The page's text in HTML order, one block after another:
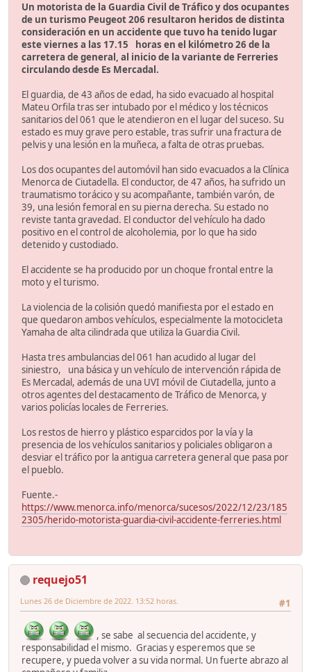
Un motorista de la Guardia Civil de Tráfico y dos ocupantes
de un turismo Peugeot 206 resultaron heridos de distinta
consideración en un accidente que tuvo ha tenido lugar
este viernes a las 17.15 horas en el kilómetro 26 de la
carretera de general, al inicio de la variante de Ferreries
circulando desde Es Mercadal.
El guardia, de 43 años de edad, ha sido evacuado al hospital
Mateu Orfila tras ser intubado por el médico y los técnicos
sanitarios del 061 que le atendieron en el lugar del suceso. Su
estado es muy grave pero estable, tras sufrir una fractura de
pelvis y una lesión en la muñeca, a falta de otras pruebas.
Los dos ocupantes del automóvil han sido evacuados a la Clínica
Menorca de Ciutadella. El conductor, de 47 años, ha sufrido un
traumatismo torácico y su acompañante, también varón, de
39, una lesión femoral en su pierna derecha. Su estado no
reviste tanta gravedad. El conductor del vehículo ha dado
positivo en el control de alcoholemia, por lo que ha sido
detenido y custodiado.
El accidente se ha producido por un choque frontal entre la
moto y el turismo.
La violencia de la colisión quedó manifiesta por el estado en
que quedaron ambos vehículos, especialmente la motocicleta
Yamaha de alta cilindrada que utiliza la Guardia Civil.
Hasta tres ambulancias del 061 han acudido al lugar del
siniestro, una básica y un vehículo de intervención rápida de
Es Mercadal, además de una UVI móvil de Ciutadella, junto a
otros agentes del destacamento de Tráfico de Menorca, y
varios policías locales de Ferreries.
Los restos de hierro y plástico esparcidos por la vía y la
presencia de los vehículos sanitarios y policiales obligaron a
desviar el tráfico por la antigua carretera general que pasa por
el pueblo.
Fuente.-
https://www.menorca.info/menorca/sucesos/2022/12/23/185
2305/herido-motorista-guardia-civil-accidente-ferreries.html
requejo51
#1
Lunes 26 de Diciembre de 2022. 13:52 horas.
, se sabe al secuencia del accidente, y
responsabilidad el mismo. Gracias y esperemos que se
recupere, y pueda volver a su vida normal. Un fuerte abrazo al